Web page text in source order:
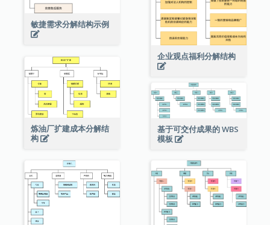
敏捷需求分解结构示例
企业观点福利分解结构
炼油厂扩建成本分解结
构
基于可交付成果的 WBS
模板